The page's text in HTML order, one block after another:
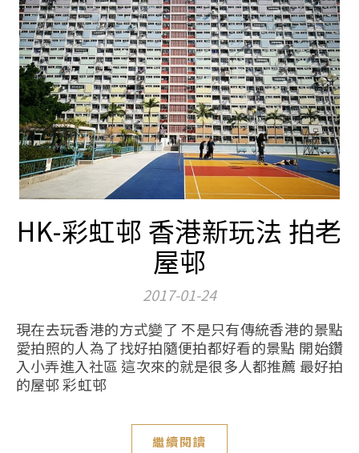
HK-彩虹邨 香港新玩法 拍老
屋邨
2017-01-24
現在去玩香港的方式變了 不是只有傳統香港的景點
愛拍照的人為了找好拍隨便拍都好看的景點 開始鑽
入小弄進入社區 這次來的就是很多人都推薦 最好拍
的屋邨 彩虹邨
繼續閱讀